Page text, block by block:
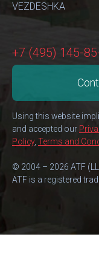
VEZDESHKA
+7 (495) 145-
Using this website
and accepted our
Policy, Terms and
© 2004 – 2026 ATF
ATF is a registered